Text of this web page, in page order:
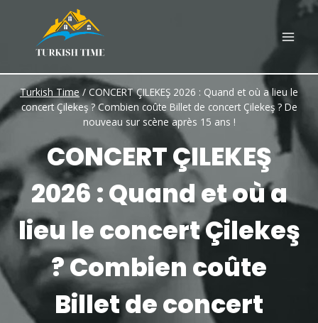
content
Turkish Time/ CONCERT ÇILEKEŞ 2026 : Quand et où a lieu le
concert Çilekeş ? Combien coûte Billet de concert Çilekeş ? De
nouveau sur scène après 15 ans !
CONCERT ÇILEKEŞ
2026 : Quand et où a
lieu le concert Çilekeş
? Combien coûte
Billet de concert